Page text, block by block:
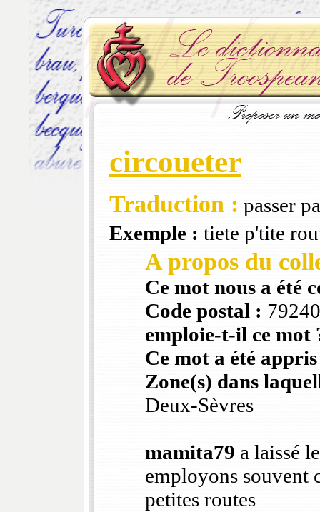
circoueter
Traduction : passer
Exemple : tiete p'tite
A propos du
Ce mot nous a été
Code postal :
emploie-t-il ce mot
Ce mot a été
Zone(s) dans
Deux-Sèvres
mamita79 a laissé
employons souvent
petites routes